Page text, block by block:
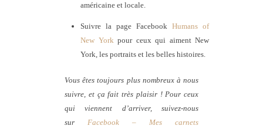
américaine et locale.
Suivre la page Facebook Humans of
New Yorkpour ceux qui aiment New
York, les portraits et les belles histoires.
Vous êtes toujours plus nombreux à nous
suivre, et ça fait très plaisir ! Pour ceux
qui viennent d’arriver, suivez-nous
sur Facebook – Mes carnets